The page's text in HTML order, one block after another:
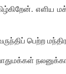
எளிய
பெற்ற